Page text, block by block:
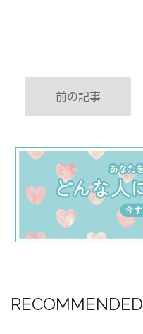
前の記事
RECOMMENDED